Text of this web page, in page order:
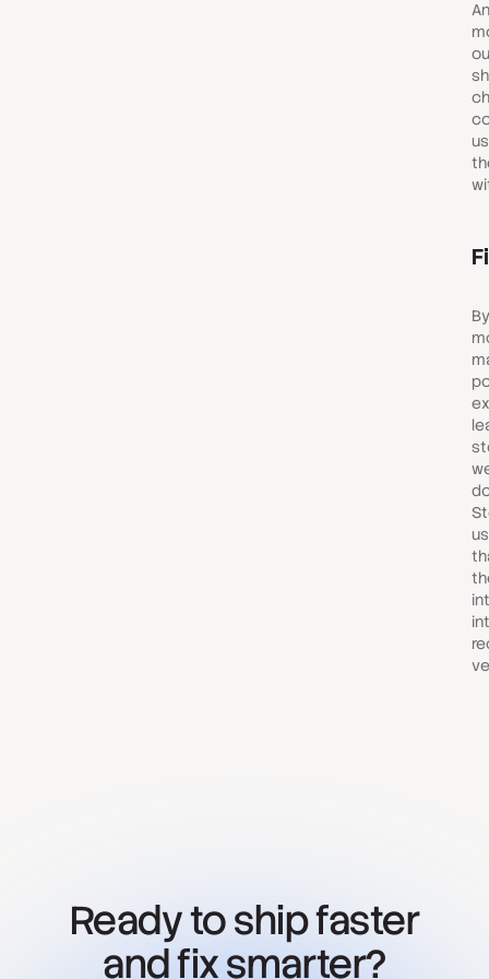
Ready to ship faster
and fix smarter?